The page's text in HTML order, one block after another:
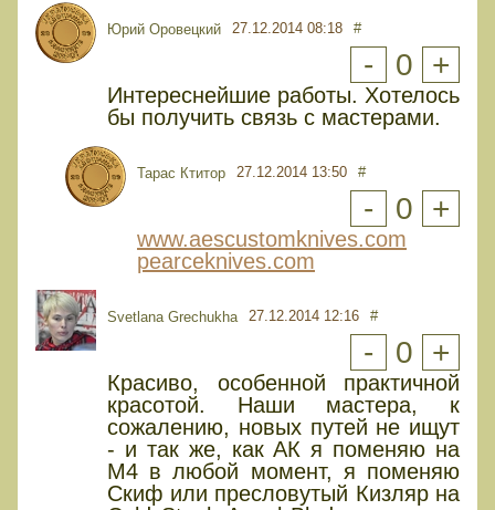
Юрий Оровецкий 27.12.2014 08:18 #
- 0 +
Интереснейшие работы. Хотелось
бы получить связь с мастерами.
Тарас Ктитор 27.12.2014 13:50 #
- 0 +
www.aescustomknives.com
pearceknives.com
Svetlana Grechukha 27.12.2014 12:16 #
- 0 +
Красиво, особенной практичной
красотой. Наши мастера, к
сожалению, новых путей не ищут
- и так же, как АК я поменяю на
М4 в любой момент, я поменяю
Скиф или пресловутый Кизляр на